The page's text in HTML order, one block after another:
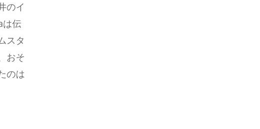
のイ
は伝
スタ
おそ
のは